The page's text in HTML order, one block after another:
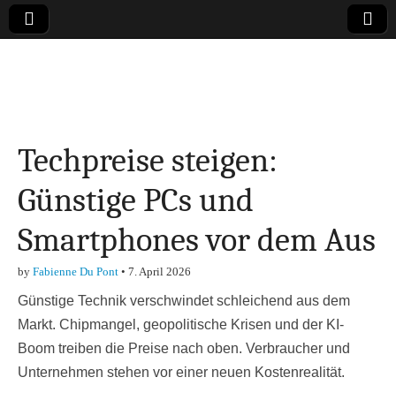
Finanzen,
Marketing-, Vertrieb-
& Investment-Tipps
Techpreise steigen:
Günstige PCs und
Smartphones vor dem Aus
by Fabienne Du Pont • 7. April 2026
Günstige Technik verschwindet schleichend aus dem
Markt. Chipmangel, geopolitische Krisen und der KI-
Boom treiben die Preise nach oben. Verbraucher und
Unternehmen stehen vor einer neuen Kostenrealität.